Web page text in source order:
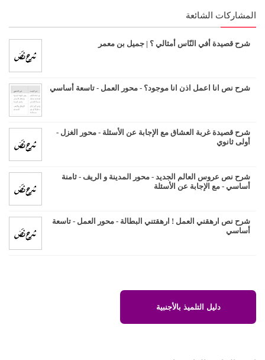
المشاركات الشائعة
شرح قصيدة أفي النّاس أمثالي ؟ | جميل بن معمر
شرح نص انا اعمل اذن انا موجود؟ - محور العمل - تاسعة أساسي
شرح قصيدة غربة العشاق مع الإجابة عن الأسئلة - محور الغزل -
أولى ثانوي
شرح نص عروس العالم الجديد - محور المدينة و الريف - ثامنة
أساسي - مع الإجابة عن الأسئلة
شرح نص ارهقني العمل ! ارهقتني البطالة - محور العمل - تاسعة
أساسي
دليل التلميذ بالأجنبية